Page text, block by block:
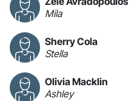
Mila
Sherry Cola
Stella
Olivia Macklin
Ashley